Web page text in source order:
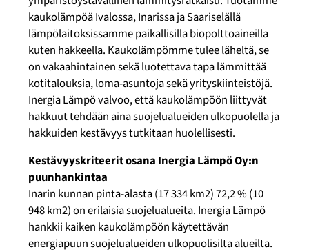
kaukolämpöä Ivalossa, Inarissa ja Saariselällä
lämpölaitoksissamme paikallisilla biopolttoaineilla
kuten hakkeella. Kaukolämpömme tulee läheltä, se
on vakaahintainen sekä luotettava tapa lämmittää
kotitalouksia, loma-asuntoja sekä yrityskiinteistöjä.
Inergia Lämpö valvoo, että kaukolämpöön liittyvät
hakkuut tehdään aina suojelualueiden ulkopuolella ja
hakkuiden kestävyys tutkitaan huolellisesti.
Kestävyyskriteerit osana Inergia Lämpö Oy:n
puunhankintaa
Inarin kunnan pinta-alasta (17 334 km2) 72,2 % (10
948 km2) on erilaisia suojelualueita. Inergia Lämpö
hankkii kaiken kaukolämpöön käytettävän
energiapuun suojelualueiden ulkopuolisilta alueilta.